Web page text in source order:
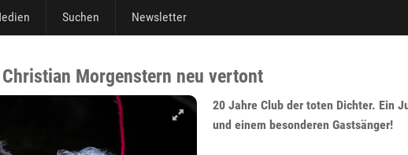
Suchen Newsletter
Morgenstern neu vertont
20 Jahre Club der toten Dichter. Ein
und einem besonderen Gastsänger!